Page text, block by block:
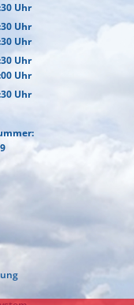
Uhr
09:00 bis 11:30 Uhr
Uhr
09:00 bis 11:30 Uhr
Uhr
13:00 bis 17:30 Uhr
Uhr
09:00 bis 11:30 Uhr
Uhr
13:00 bis 16:00 Uhr
Uhr